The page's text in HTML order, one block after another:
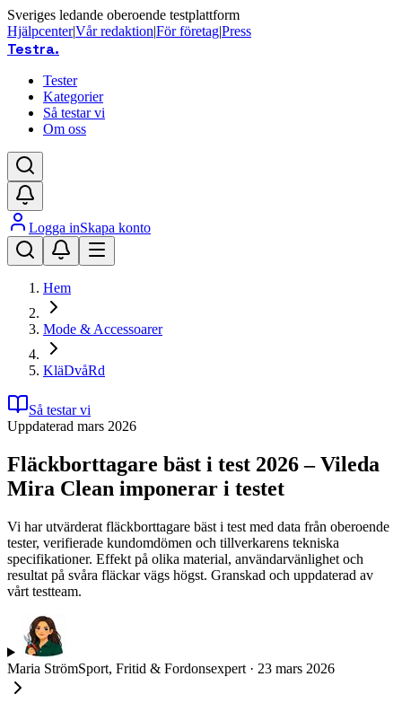
Sveriges ledande oberoende testplattform
Hjälpcenter|Vår redaktion|För företag|Press
Testra.
Tester
Kategorier
Så testar vi
Om oss
Logga inSkapa konto
Hem
Mode & Accessoarer
KläDvåRd
Så testar vi
Uppdaterad mars 2026
Fläckborttagare bäst i test 2026 – Vileda
Mira Clean imponerar i testet
Vi har utvärderat fläckborttagare bäst i test med data från oberoende
tester, verifierade kundomdömen och tillverkarens tekniska
specifikationer. Effekt på olika material, användarvänlighet och
resultat på svåra fläckar vägs högst. Granskad och uppdaterad av
vårt testteam.
Maria StrömSport, Fritid & Fordonsexpert · 23 mars 2026